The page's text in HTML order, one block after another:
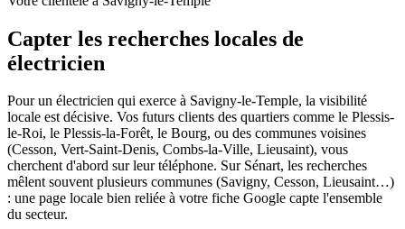
Capter les recherches locales de
électricien
Pour un électricien qui exerce à Savigny-le-Temple, la visibilité
locale est décisive. Vos futurs clients des quartiers comme le Plessis-
le-Roi, le Plessis-la-Forêt, le Bourg, ou des communes voisines
(Cesson, Vert-Saint-Denis, Combs-la-Ville, Lieusaint), vous
cherchent d'abord sur leur téléphone. Sur Sénart, les recherches
mêlent souvent plusieurs communes (Savigny, Cesson, Lieusaint…)
: une page locale bien reliée à votre fiche Google capte l'ensemble
du secteur.